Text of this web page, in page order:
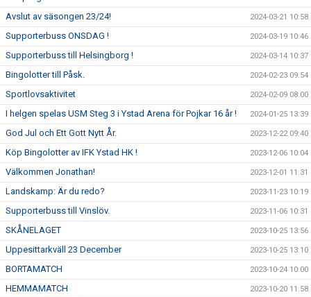
Avslut av säsongen 23/24! 2024-03-21 10:58
Supporterbuss ONSDAG ! 2024-03-19 10:46
Supporterbuss till Helsingborg ! 2024-03-14 10:37
Bingolotter till Påsk. 2024-02-23 09:54
Sportlovsaktivitet 2024-02-09 08:00
I helgen spelas USM Steg 3 i Ystad Arena för Pojkar 16 år ! 2024-01-25 13:39
God Jul och Ett Gott Nytt År. 2023-12-22 09:40
Köp Bingolotter av IFK Ystad HK ! 2023-12-06 10:04
Välkommen Jonathan! 2023-12-01 11:31
Landskamp: Är du redo? 2023-11-23 10:19
Supporterbuss till Vinslöv. 2023-11-06 10:31
SKÅNELAGET 2023-10-25 13:56
Uppesittarkväll 23 December 2023-10-25 13:10
BORTAMATCH 2023-10-24 10:00
HEMMAMATCH 2023-10-20 11:58